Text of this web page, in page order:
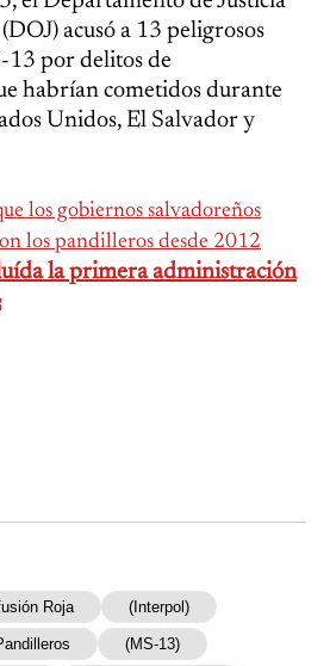
acusó a 13 peligrosos
13 por delitos de
habrían cometidos durante
Unidos, El Salvador y
los gobiernos salvadoreños
los pandilleros desde 2012
la primera administración
Roja (Interpol)
(MS-13)